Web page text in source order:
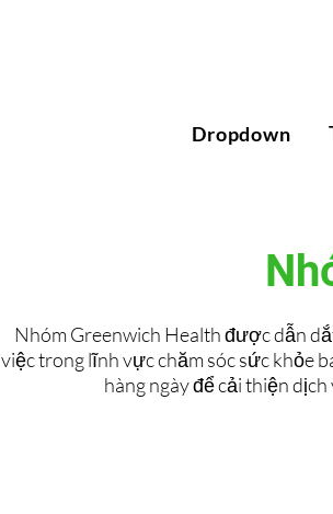
Dropdown
Nhóm Greenwich Health được dẫn
việc trong lĩnh vực chăm sóc sức khỏe
hàng ngày để cải thiện